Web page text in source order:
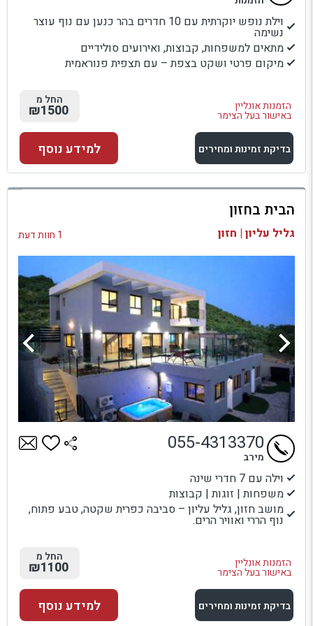
וילת נופש יוקרתית עם 10 חדרים בהר כנען עם נוף עוצר
נשימה
מתאים למשפחות, קבוצות, ואירועים סולידיים
מיקום פרטי ושקט בצפת – עם תצפית פנוראמית
הזמנות אונליין
באישור בעל הצימר
החל מ
₪1500
בדיקת זמינות ומחירים
למתחם זה
בדיקת זמינות ומחירים
למידע נוסף
הבית בחזון
גליל עליון | חזון 1 חוות דעת
וילה עם 7 חדרי שינה
משפחות | זוגות | קבוצות
מושב חזון, גליל עליון – סביבה כפרית שקטה, טבע פתוח,
נוף הררי ואוויר הרים.
הזמנות אונליין
באישור בעל הצימר
055-4313370
מירב
החל מ
₪1100
בדיקת זמינות ומחירים למידע נוסף